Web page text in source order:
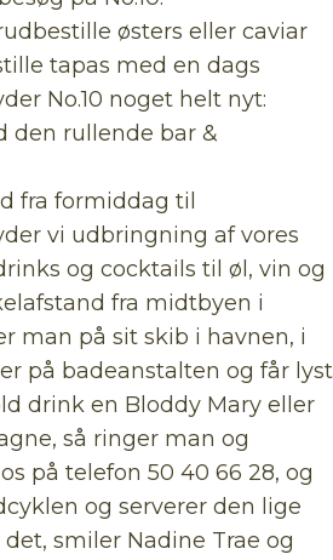
østers eller caviar
tapas med en dags
No.10 noget helt nyt:
den rullende bar &
fra formiddag til
vi udbringning af vores
og cocktails til øl, vin og
fra midtbyen i
man på sit skib i havnen, i
på badeanstalten og får lyst
drink en Bloddy Mary eller
så ringer man og
på telefon 50 40 66 28, og
og serverer den lige
smiler Nadine Trae og